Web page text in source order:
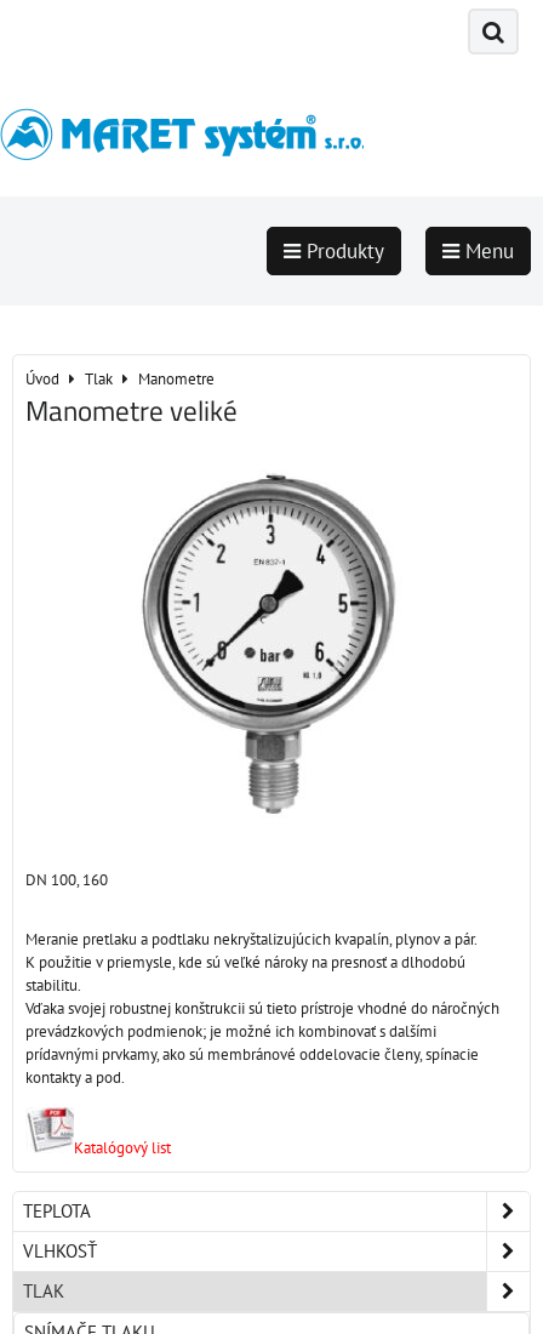
Produkty Menu
Úvod Tlak Manometre
Manometre veliké
DN 100, 160
Meranie pretlaku a podtlaku nekryštalizujúcich kvapalín, plynov a pár.
K použitie v priemysle, kde sú veľké nároky na presnosť a dlhodobú
stabilitu.
Vďaka svojej robustnej konštrukcii sú tieto prístroje vhodné do náročných
prevádzkových podmienok; je možné ich kombinovať s dalšími
prídavnými prvkamy, ako sú membránové oddelovacie členy, spínacie
kontakty a pod.
Katalógový list
TEPLOTA
VLHKOSŤ
TLAK